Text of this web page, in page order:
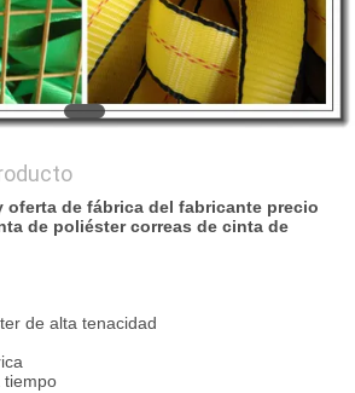
oferta de fábrica del fabricante precio
de poliéster correas de cinta de
de alta tenacidad
tiempo